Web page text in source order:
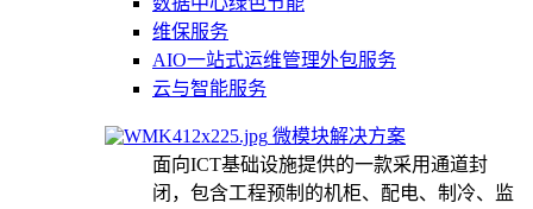
维保服务
AIO一站式运维管理外包服务
云与智能服务
微模块解决方案
面向ICT基础设施提供的一款采用通道封
闭，包含工程预制的机柜、配电、制冷、监